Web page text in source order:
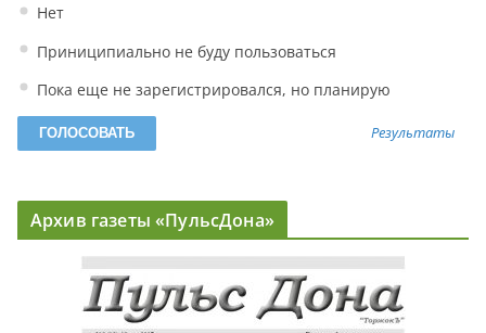
Нет
Приниципиально не буду пользоваться
Пока еще не зарегистрировался, но планирую
Результаты
Архив газеты «ПульсДона»